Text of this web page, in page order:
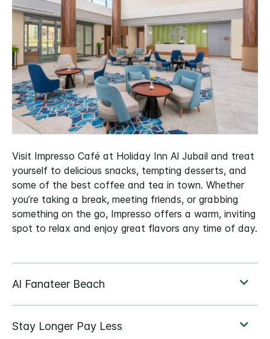
Visit Impresso Café at Holiday Inn Al Jubail and treat
yourself to delicious snacks, tempting desserts, and
some of the best coffee and tea in town. Whether
you’re taking a break, meeting friends, or grabbing
something on the go, Impresso offers a warm, inviting
spot to relax and enjoy great flavors any time of day.